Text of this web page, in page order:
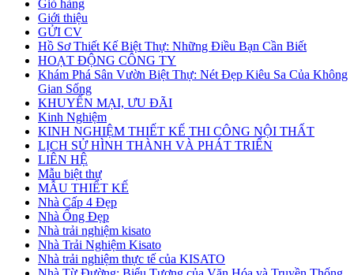
Giỏ hàng
Giới thiệu
GỬI CV
Hồ Sơ Thiết Kế Biệt Thự: Những Điều Bạn Cần Biết
HOẠT ĐỘNG CÔNG TY
Khám Phá Sân Vườn Biệt Thự: Nét Đẹp Kiêu Sa Của Không
Gian Sống
KHUYẾN MẠI, ƯU ĐÃI
Kinh Nghiệm
KINH NGHIỆM THIẾT KẾ THI CÔNG NỘI THẤT
LỊCH SỬ HÌNH THÀNH VÀ PHÁT TRIỂN
LIÊN HỆ
Mẫu biệt thự
MẪU THIẾT KẾ
Nhà Cấp 4 Đẹp
Nhà Ống Đẹp
Nhà trải nghiệm kisato
Nhà Trải Nghiệm Kisato
Nhà trải nghiệm thực tế của KISATO